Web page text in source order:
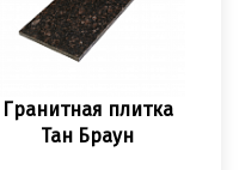
плитка
Тан Браун